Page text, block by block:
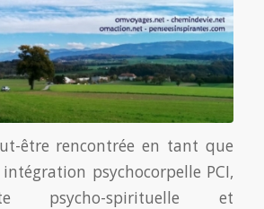
être rencontrée en tant que
psychocorpelle PCI,
psycho-spirituelle et